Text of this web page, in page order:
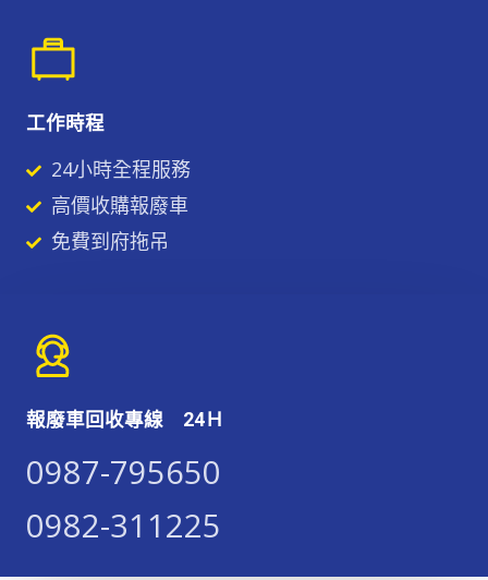
工作時程
24小時全程服務
高價收購報廢車
免費到府拖吊
報廢車回收專線 24Ｈ
0987-795650​​​
0982-311225​​​